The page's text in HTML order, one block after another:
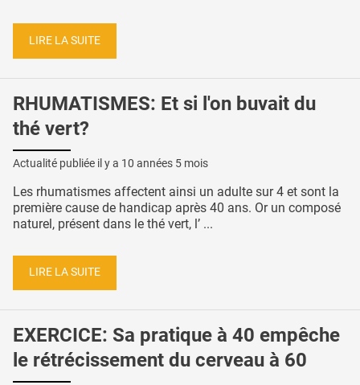
LIRE LA SUITE
RHUMATISMES: Et si l'on buvait du
thé vert?
Actualité publiée il y a 10 années 5 mois
Les rhumatismes affectent ainsi un adulte sur 4 et sont la
première cause de handicap après 40 ans. Or un composé
naturel, présent dans le thé vert, l’ ...
LIRE LA SUITE
EXERCICE: Sa pratique à 40 empêche
le rétrécissement du cerveau à 60